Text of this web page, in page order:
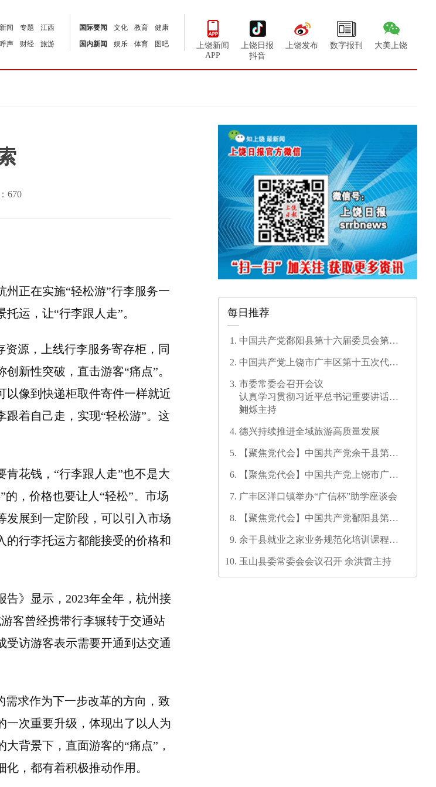
新闻 专题
江西
呼声 财经 旅游
国际要闻 文化 教育
健康
国内新闻
娱乐 体育 图吧
上饶新闻
APP
上饶日报
抖音
上饶发布 数字报刊 大美上饶
670
正在实施“轻松游”行李服务一
运，让“行李跟人走”。
源，上线行李服务寄存柜，同
新性突破，直击游客“痛点”。
以像到快递柜取件寄件一样就近
着自己走，实现“轻松游”。这
花钱，“行李跟人走”也不是大
，价格也要让人“轻松”。市场
发展到一定阶段，可以引入市场
的行李托运方都能接受的价格和
告》显示，2023年全年，杭州接
客曾经携带行李辗转于交通站
受访游客表示需要开通到达交通
需求作为下一步改革的方向，致
一次重要升级，体现出了以人为
背景下，直面游客的“痛点”，
，都有着积极推动作用。
每日推荐
中国共产党鄱阳县第十六届委员会第一
中国共产党上饶市广丰区第十五次代表
市委常委会召开会议
认真学习贯彻习近平总书记重要讲话精
神
刘烁主持
德兴持续推进全域旅游高质量发展
【聚焦党代会】中国共产党余干县第十
【聚焦党代会】中国共产党上饶市广信
广丰区洋口镇举办“广信杯”助学座谈会
【聚焦党代会】中国共产党鄱阳县第十
余干县就业之家业务规范化培训课程开
玉山县委常委会会议召开 余洪雷主持